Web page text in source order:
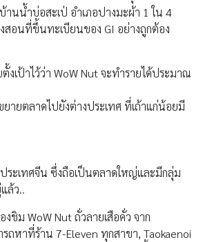
นน้ำบ่อสะเป่ อำเภอปางมะผ้า 1 ใน 4
สอนที่ขึ้นทะเบียนของ GI อย่างถูกต้อง
เป้าไว้ว่า WoW Nut จะทำรายได้ประมาณ
ายตลาดไปยังต่างประเทศ ที่เถ้าแก่น้อยมี
ระเทศจีน ซึ่งถือเป็นตลาดใหญ่และมีกลุ่ม
ล้ว..
ชิม WoW Nut ถั่วลายเสือคั่ว จาก
ถหาที่ร้าน 7-Eleven ทุกสาขา, Taokaenoi